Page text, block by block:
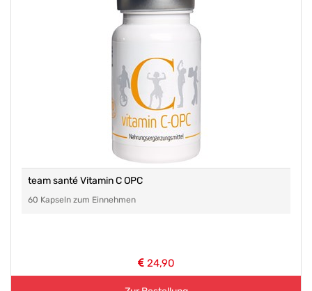
team santé Vitamin C OPC
60 Kapseln zum Einnehmen
24,90